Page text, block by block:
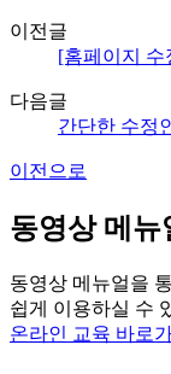
이전글
[홈페이지 수
다음글
간단한 수정
이전으로
동영상 메뉴
동영상 메뉴얼을
쉽게 이용하실 수
온라인 교육 바로